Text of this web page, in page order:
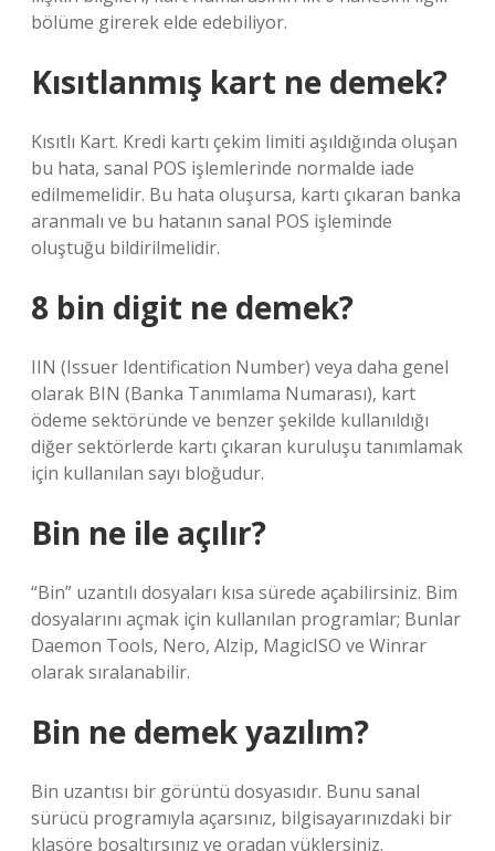
bölüme girerek elde edebiliyor.
Kısıtlanmış kart ne demek?
Kısıtlı Kart. Kredi kartı çekim limiti aşıldığında oluşan
bu hata, sanal POS işlemlerinde normalde iade
edilmemelidir. Bu hata oluşursa, kartı çıkaran banka
aranmalı ve bu hatanın sanal POS işleminde
oluştuğu bildirilmelidir.
8 bin digit ne demek?
IIN (Issuer Identification Number) veya daha genel
olarak BIN (Banka Tanımlama Numarası), kart
ödeme sektöründe ve benzer şekilde kullanıldığı
diğer sektörlerde kartı çıkaran kuruluşu tanımlamak
için kullanılan sayı bloğudur.
Bin ne ile açılır?
“Bin” uzantılı dosyaları kısa sürede açabilirsiniz. Bim
dosyalarını açmak için kullanılan programlar; Bunlar
Daemon Tools, Nero, Alzip, MagicISO ve Winrar
olarak sıralanabilir.
Bin ne demek yazılım?
Bin uzantısı bir görüntü dosyasıdır. Bunu sanal
sürücü programıyla açarsınız, bilgisayarınızdaki bir
klasöre boşaltırsınız ve oradan yüklersiniz.